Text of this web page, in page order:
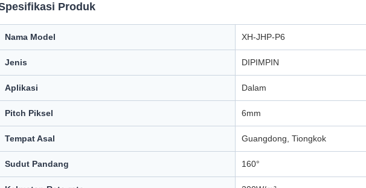
Produk
Nama Model XH-JHP-P6
Jenis DIPIMPIN
Aplikasi Dalam
Pitch Piksel 6mm
Tempat Asal Guangdong, Tiongkok
Sudut Pandang 160°